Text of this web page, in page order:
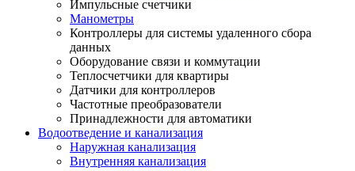
Импульсные счетчики
Манометры
Контроллеры для системы удаленного сбора
данных
Оборудование связи и коммутации
Теплосчетчики для квартиры
Датчики для контроллеров
Частотные преобразователи
Принадлежности для автоматики
Водоотведение и канализация
Наружная канализация
Внутренняя канализация